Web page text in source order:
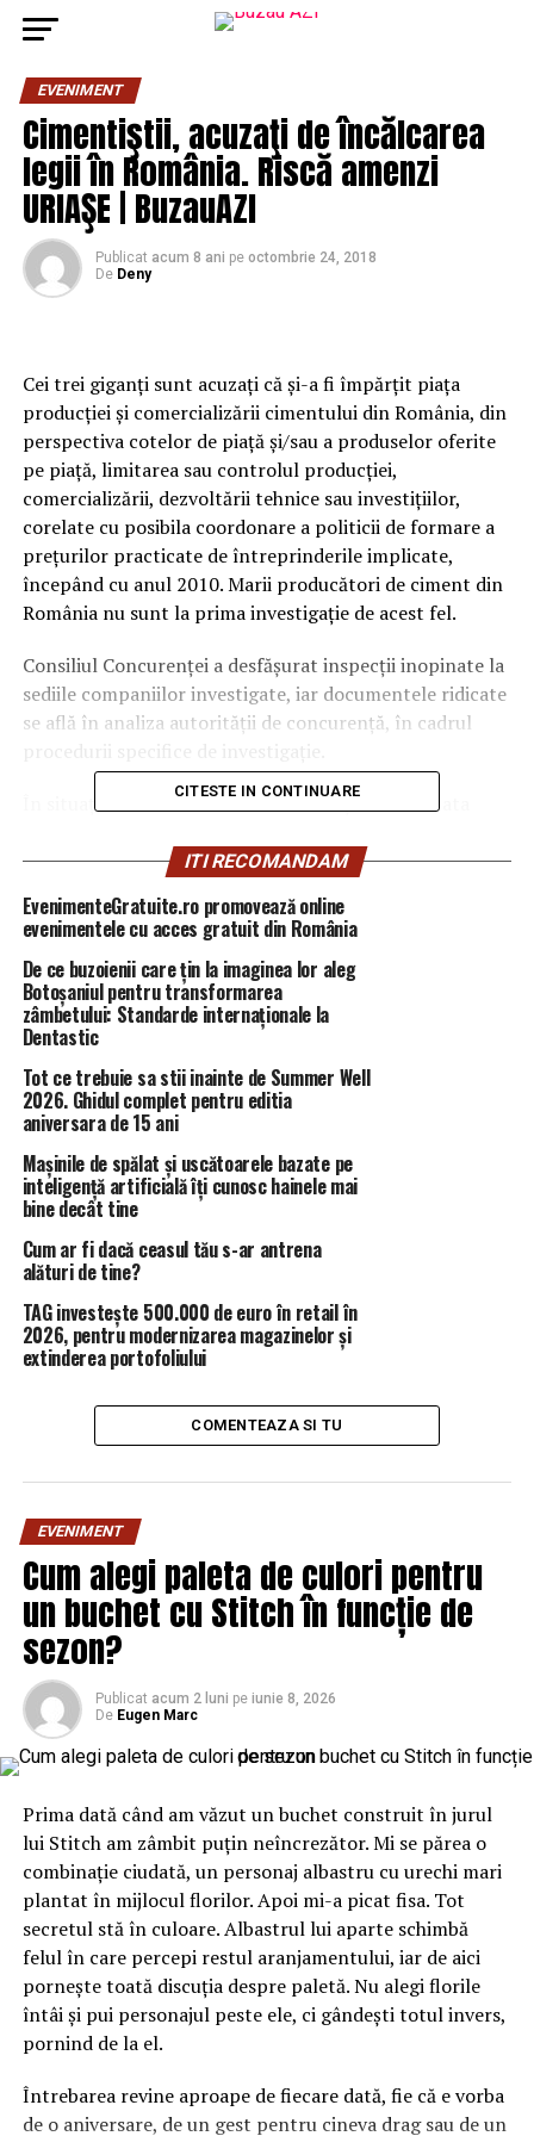
EVENIMENT
Cimentiştii, acuzaţi de încălcarea
legii în România. Riscă amenzi
URIAŞE | BuzauAZI
Publicat acum 8 ani pe octombrie 24, 2018
De Deny
Cei trei giganţi sunt acuzaţi că şi-a fi împărţit piaţa
producţiei şi comercializării cimentului din România, din
perspectiva cotelor de piaţă şi/sau a produselor oferite
pe piaţă, limitarea sau controlul producţiei,
comercializării, dezvoltării tehnice sau investiţiilor,
corelate cu posibila coordonare a politicii de formare a
preţurilor practicate de întreprinderile implicate,
începând cu anul 2010. Marii producători de ciment din
România nu sunt la prima investigaţie de acest fel.
Consiliul Concurenţei a desfăşurat inspecţii inopinate la
sediile companiilor investigate, iar documentele ridicate
se află în analiza autorităţii de concurenţă, în cadrul
În situaţia în care Consiliul Concurenţei va constata
riscă amenzi de până la 10% din cifra de afaceri. Cu toate
concurenţă, în cadrul programului de clemenţă, pot
obţine imunitate la amendă sau reduceri substanţiale ale
amenzilor.
Inspecţiile inopinate constituie o etapă preliminară a
antepronunţare a Consiliului Concurenţei în ceea ce
priveşte existenţa unei încălcări a Legii Concurenţei.
Holcim, CRH şi Heidelbergcement pot produce anual
11-12 milioane tone de ciment. Asta în condiţiile în
care, HeidelbergCement, care deţine trei fabrici de
ciment, are închis unul dintre cuptoarele fabricii din
Bicaz, iar CRH, care are două fabrici, are închis un
cuptor la unitatea de la Medgidia.
În România, consumul de ciment este în marja de 380-
investiţiile private şi foarte puţin de infrastructură.
Comparativ, în ţările occidentale, consumul pe cap de
locuitor este de circa 450-480 kg, în contextul în care
consumă prepondere cu întreţinerea acesteia.
ARTICOLE PE ACEIASI TEMA:
URMATORUL
Parlamentul European va aloca fonduri pentru fermierii
români afectați de pesta porcină africană | BuzauAZI
A intrat în vigoare legea împotriva lenei! Ce sancțiuni
riscă cei care refuză munca | BuzauAZI
CITESTE IN CONTINUARE
ITI RECOMANDAM
EvenimenteGratuite.ro promovează online
evenimentele cu acces gratuit din România
De ce buzoienii care țin la imaginea lor aleg
Botoșaniul pentru transformarea
zâmbetului: Standarde internaționale la
Dentastic
Tot ce trebuie sa stii inainte de Summer Well
2026. Ghidul complet pentru editia
aniversara de 15 ani
Mașinile de spălat și uscătoarele bazate pe
inteligență artificială îți cunosc hainele mai
bine decât tine
Cum ar fi dacă ceasul tău s-ar antrena
alături de tine?
TAG investește 500.000 de euro în retail în
2026, pentru modernizarea magazinelor și
extinderea portofoliului
COMENTEAZA SI TU
EVENIMENT
Cum alegi paleta de culori pentru
un buchet cu Stitch în funcție de
sezon?
Publicat acum 2 luni pe iunie 8, 2026
De Eugen Marc
Prima dată când am văzut un buchet construit în jurul
lui Stitch am zâmbit puțin neîncrezător. Mi se părea o
combinație ciudată, un personaj albastru cu urechi mari
plantat în mijlocul florilor. Apoi mi-a picat fisa. Tot
secretul stă în culoare. Albastrul lui aparte schimbă
felul în care percepi restul aranjamentului, iar de aici
pornește toată discuția despre paletă. Nu alegi florile
întâi și pui personajul peste ele, ci gândești totul invers,
pornind de la el.
Întrebarea revine aproape de fiecare dată, fie că e vorba
de o aniversare, de un gest pentru cineva drag sau de un